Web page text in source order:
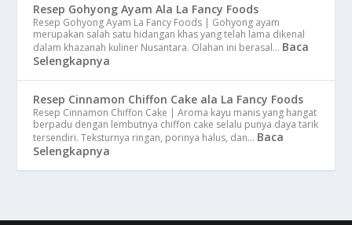
Resep Gohyong Ayam Ala La Fancy Foods
Resep Gohyong Ayam La Fancy Foods | Gohyong ayam
merupakan salah satu hidangan khas yang telah lama dikenal
dalam khazanah kuliner Nusantara. Olahan ini berasal… Baca
Selengkapnya
Resep Cinnamon Chiffon Cake ala La Fancy Foods
Resep Cinnamon Chiffon Cake | Aroma kayu manis yang hangat
berpadu dengan lembutnya chiffon cake selalu punya daya tarik
tersendiri. Teksturnya ringan, porinya halus, dan… Baca
Selengkapnya